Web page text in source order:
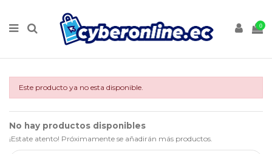
0
Este producto ya no esta disponible.
No hay productos disponibles
¡Estate atento! Próximamente se añadirán más productos.